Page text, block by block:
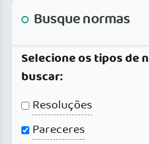
Busque normas
Selecione os tipos de
buscar:
Resoluções
Pareceres